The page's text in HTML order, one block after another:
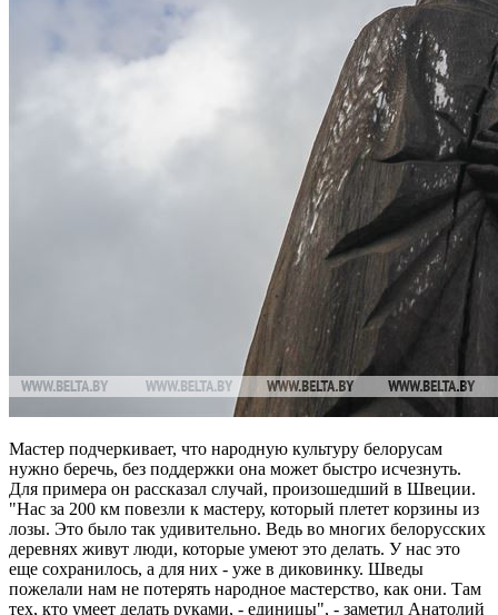
Мастер подчеркивает, что народную культуру белорусам
нужно беречь, без поддержки она может быстро исчезнуть.
Для примера он рассказал случай, произошедший в Швеции.
"Нас за 200 км повезли к мастеру, который плетет корзины из
лозы. Это было так удивительно. Ведь во многих белорусских
деревнях живут люди, которые умеют это делать. У нас это
еще сохранилось, а для них - уже в диковинку. Шведы
пожелали нам не потерять народное мастерство, как они. Там
тех, кто умеет делать руками, - единицы", - заметил Анатолий